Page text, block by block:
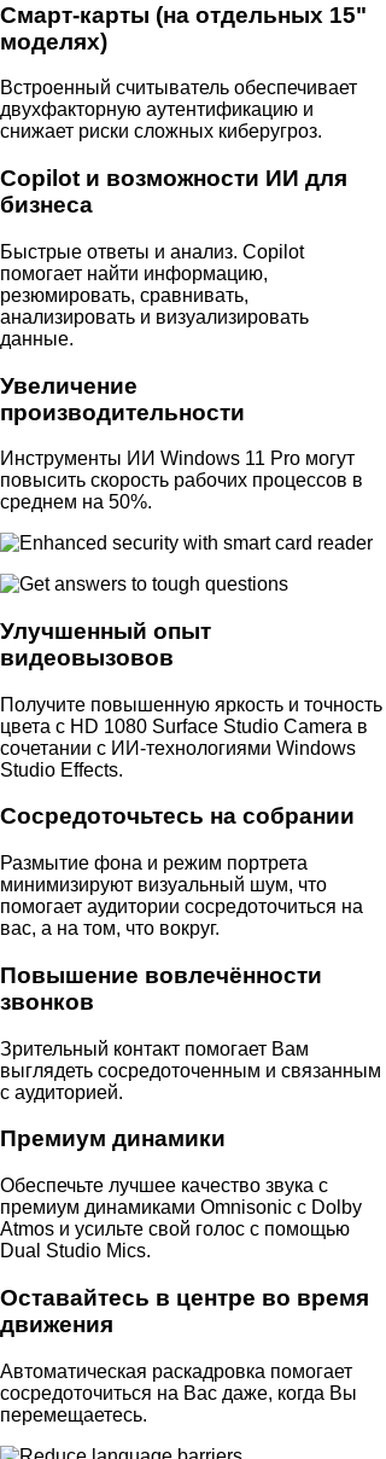
Смарт-карты (на отдельных 15"
моделях)
Встроенный считыватель обеспечивает
двухфакторную аутентификацию и
снижает риски сложных киберугроз.
Copilot и возможности ИИ для
бизнеса
Быстрые ответы и анализ. Copilot
помогает найти информацию,
резюмировать, сравнивать,
анализировать и визуализировать
данные.
Увеличение
производительности
Инструменты ИИ Windows 11 Pro могут
повысить скорость рабочих процессов в
среднем на 50%.
Улучшенный опыт
видеовызовов
Получите повышенную яркость и точность
цвета с HD 1080 Surface Studio Camera в
сочетании с ИИ-технологиями Windows
Studio Effects.
Сосредоточьтесь на собрании
Размытие фона и режим портрета
минимизируют визуальный шум, что
помогает аудитории сосредоточиться на
вас, а на том, что вокруг.
Повышение вовлечённости
звонков
Зрительный контакт помогает Вам
выглядеть сосредоточенным и связанным
с аудиторией.
Премиум динамики
Обеспечьте лучшее качество звука с
премиум динамиками Omnisonic с Dolby
Atmos и усильте свой голос с помощью
Dual Studio Mics.
Оставайтесь в центре во время
движения
Автоматическая раскадровка помогает
сосредоточиться на Вас даже, когда Вы
перемещаетесь.